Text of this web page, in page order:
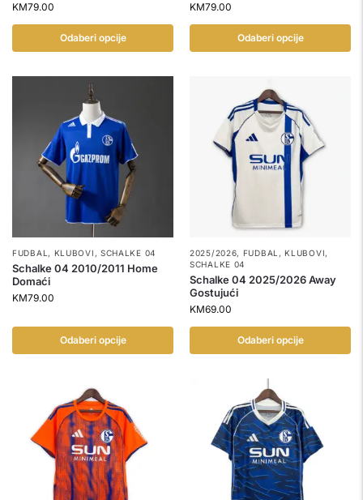
KM79.00
Odaberi opcije
KM79.00
Odaberi opcije
FUDBAL , KLUBOVI , SCHALKE 04
Schalke 04 2010/2011 Home
Domaći
KM79.00
Odaberi opcije
2025/2026, FUDBAL ,KLUBOVI,
SCHALKE 04
Schalke 04 2025/2026 Away
Gostujući
KM69.00
Odaberi opcije